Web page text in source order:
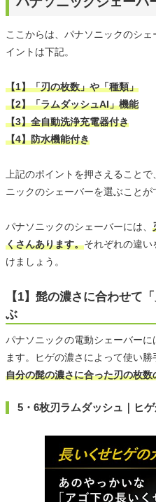
ここからは、パナソニックのシ
イントは下記。
【1】「刃の枚数」や「種類」
【2】「ラムダッシュAI」機能
【3】全自動洗浄充電器付き
【4】防水機能付き
上記のポイントを押さえること
ニックのシェーバーを選ぶことが
パナソニックのシェーバーには、
くさんあります。それぞれの違い
けましょう。
【1】髭の濃さに合わせて
ぶ
パナソニックの電動シェーバー
ます。ヒゲの濃さによって使い勝
自分の髭の濃さに合った刃の枚
5・6枚刃ラムダッシュ｜ヒ